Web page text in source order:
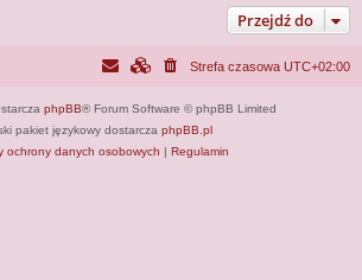
Przejdź do
Strefa czasowa UTC+02:00
phpBB® Forum Software © phpBB Limited
pakiet językowy dostarcza phpBB.pl
ochrony danych osobowych | Regulamin